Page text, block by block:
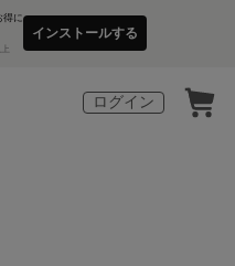
得に
インストールする
ログイン